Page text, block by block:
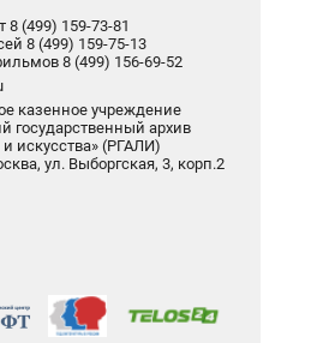
8 (499) 159-73-81
8 (499) 159-75-13
8 (499) 156-69-52
казенное учреждение
государственный архив
искусства» (РГАЛИ)
ул. Выборгская, 3, корп.2